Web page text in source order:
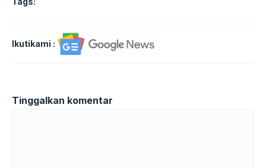
Ikutikami :
Tinggalkan komentar